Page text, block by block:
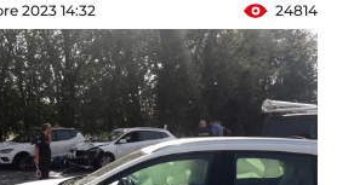
2023 14:32 24814